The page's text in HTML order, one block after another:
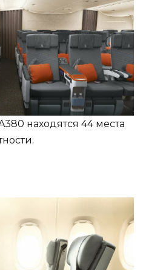
находятся 44 места